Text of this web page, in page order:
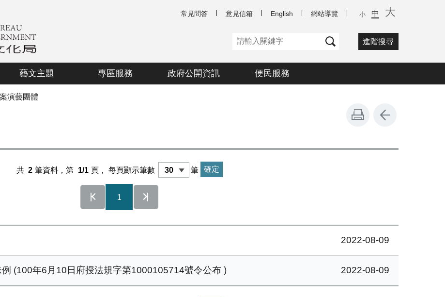
常見問答 意見信箱 English 網站導覽 小 中 大
進階搜尋
藝文主題 專區服務 政府公開資訊 便民服務
演藝團體
共 2 筆資料，第 1/1 頁， 每頁顯示筆數 筆
1
2022-08-09
(100年6月10日府授法規字第1000105714號令公布 ) 2022-08-09